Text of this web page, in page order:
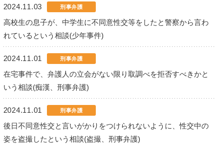
2024.11.03 刑事弁護
高校生の息子が、中学生に不同意性交等をしたと警察から言わ
れているという相談(少年事件)
2024.11.01 刑事弁護
在宅事件で、弁護人の立会がない限り取調べを拒否すべきかと
いう相談(痴漢、刑事弁護)
2024.11.01 刑事弁護
後日不同意性交と言いがかりをつけられないように、性交中の
姿を盗撮したという相談(盗撮、刑事弁護)